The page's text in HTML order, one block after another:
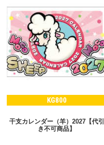
KG800
干支カレンダー（羊）2027【代引
き不可商品】